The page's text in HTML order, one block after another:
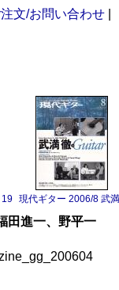
文/お問い合わせ
6 ボーイ・ジョージ
現代ギター 2006/8 武
田進一、野平一